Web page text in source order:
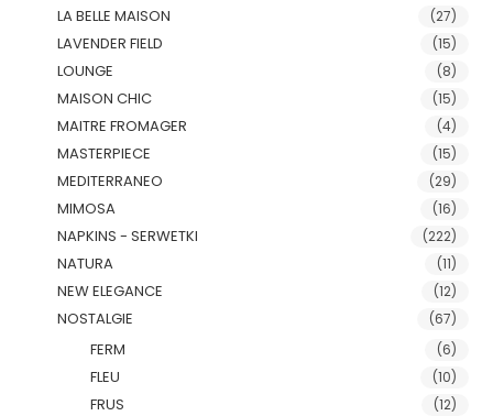
LA BELLE MAISON (27)
LAVENDER FIELD (15)
LOUNGE (8)
MAISON CHIC (15)
MAITRE FROMAGER (4)
MASTERPIECE (15)
MEDITERRANEO (29)
MIMOSA (16)
NAPKINS - SERWETKI (222)
NATURA (11)
NEW ELEGANCE (12)
NOSTALGIE (67)
FERM (6)
FLEU (10)
FRUS (12)